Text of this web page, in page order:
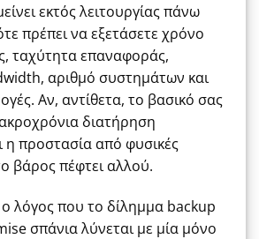
εκτός λειτουργίας πάνω
πρέπει να εξετάσετε χρόνο
ταχύτητα επαναφοράς,
αριθμό συστημάτων και
Αν, αντίθετα, το βασικό σας
διατήρηση
η προστασία από φυσικές
βάρος πέφτει αλλού.
ο λόγος που το δίλημμα backup
σπάνια λύνεται με μία μόνο